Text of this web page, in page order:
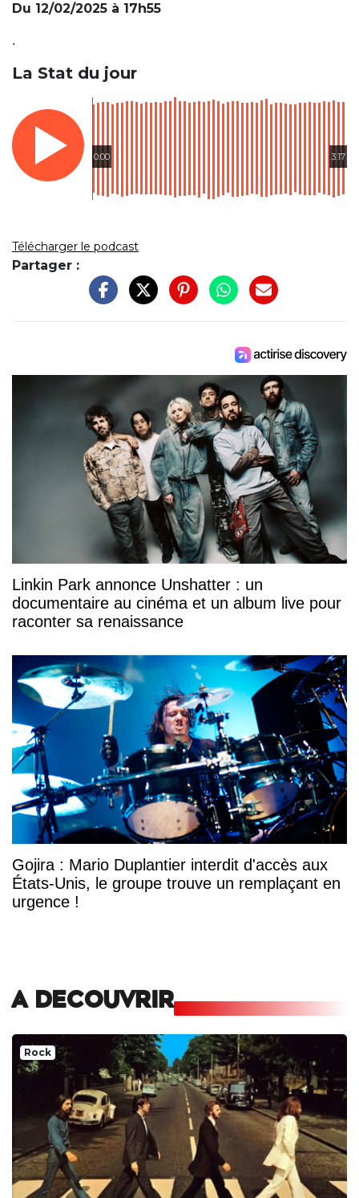
Du 12/02/2025 à 17h55
.
La Stat du jour
0:00 3:17
Télécharger le podcast
Partager :
Linkin Park annonce Unshatter : un
documentaire au cinéma et un album live pour
raconter sa renaissance
Gojira : Mario Duplantier interdit d'accès aux
États-Unis, le groupe trouve un remplaçant en
urgence !
A DECOUVRIR
Rock